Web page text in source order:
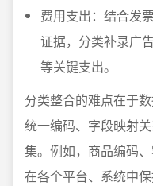
费用支出：结合发
证据，分类补录广
等关键支出。
分类整合的难点在于
统一编码、字段映射
集。例如，商品编码
在各个平台、系统中